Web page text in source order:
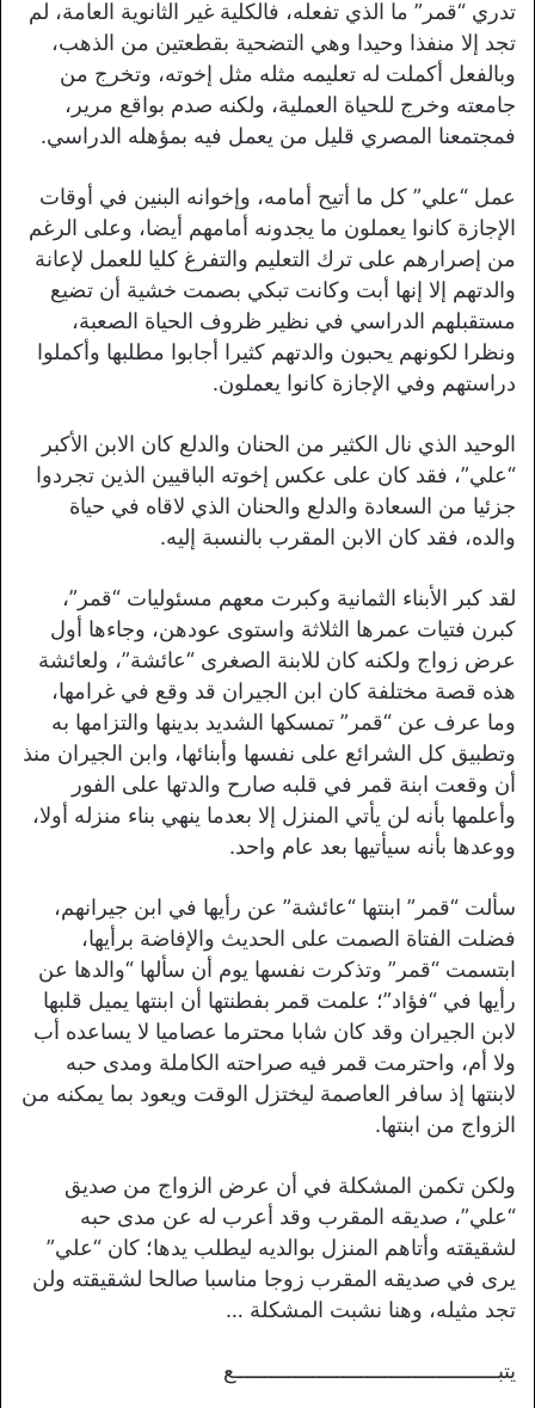
تدري “قمر” ما الذي تفعله، فالكلية غير الثانوية العامة، لم
تجد إلا منفذا وحيدا وهي التضحية بقطعتين من الذهب،
وبالفعل أكملت له تعليمه مثله مثل إخوته، وتخرج من
جامعته وخرج للحياة العملية، ولكنه صدم بواقع مرير،
فمجتمعنا المصري قليل من يعمل فيه بمؤهله الدراسي.
عمل “علي” كل ما أتيح أمامه، وإخوانه البنين في أوقات
الإجازة كانوا يعملون ما يجدونه أمامهم أيضا، وعلى الرغم
من إصرارهم على ترك التعليم والتفرغ كليا للعمل لإعانة
والدتهم إلا إنها أبت وكانت تبكي بصمت خشية أن تضيع
مستقبلهم الدراسي في نظير ظروف الحياة الصعبة،
ونظرا لكونهم يحبون والدتهم كثيرا أجابوا مطلبها وأكملوا
دراستهم وفي الإجازة كانوا يعملون.
الوحيد الذي نال الكثير من الحنان والدلع كان الابن الأكبر
“علي”، فقد كان على عكس إخوته الباقيين الذين تجردوا
جزئيا من السعادة والدلع والحنان الذي لاقاه في حياة
والده، فقد كان الابن المقرب بالنسبة إليه.
لقد كبر الأبناء الثمانية وكبرت معهم مسئوليات “قمر”،
كبرن فتيات عمرها الثلاثة واستوى عودهن، وجاءها أول
عرض زواج ولكنه كان للابنة الصغرى “عائشة”، ولعائشة
هذه قصة مختلفة كان ابن الجيران قد وقع في غرامها،
وما عرف عن “قمر” تمسكها الشديد بدينها والتزامها به
وتطبيق كل الشرائع على نفسها وأبنائها، وابن الجيران منذ
أن وقعت ابنة قمر في قلبه صارح والدتها على الفور
وأعلمها بأنه لن يأتي المنزل إلا بعدما ينهي بناء منزله أولا،
ووعدها بأنه سيأتيها بعد عام واحد.
سألت “قمر” ابنتها “عائشة” عن رأيها في ابن جيرانهم،
فضلت الفتاة الصمت على الحديث والإفاضة برأيها،
ابتسمت “قمر” وتذكرت نفسها يوم أن سألها “والدها عن
رأيها في “فؤاد”؛ علمت قمر بفطنتها أن ابنتها يميل قلبها
لابن الجيران وقد كان شابا محترما عصاميا لا يساعده أب
ولا أم، واحترمت قمر فيه صراحته الكاملة ومدى حبه
لابنتها إذ سافر العاصمة ليختزل الوقت ويعود بما يمكنه من
الزواج من ابنتها.
ولكن تكمن المشكلة في أن عرض الزواج من صديق
“علي”، صديقه المقرب وقد أعرب له عن مدى حبه
لشقيقته وأتاهم المنزل بوالديه ليطلب يدها؛ كان “علي”
يرى في صديقه المقرب زوجا مناسبا صالحا لشقيقته ولن
تجد مثيله، وهنا نشبت المشكلة …
يتبــــــــــــــــــــــــــــــــــــــــــــع